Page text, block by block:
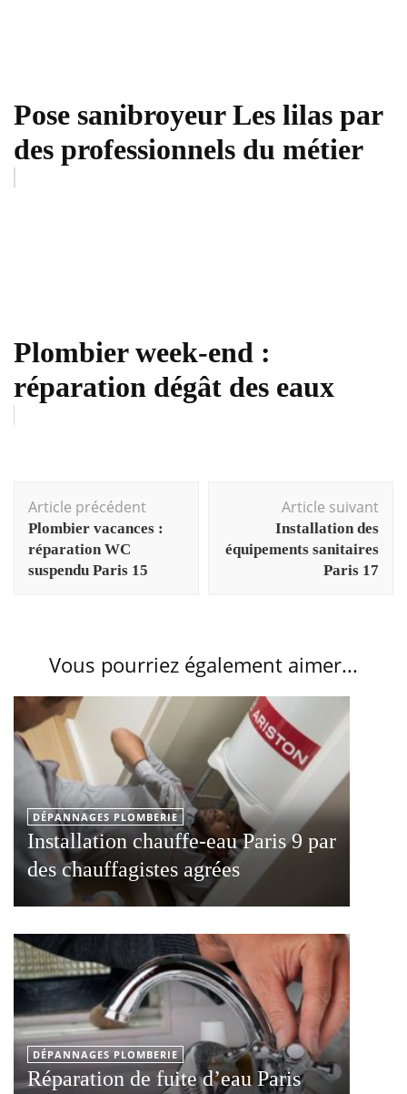
Pose sanibroyeur Les lilas par
des professionnels du métier
Plombier week-end :
réparation dégât des eaux
d'article
Article précédent
Plombier vacances :
réparation WC
suspendu Paris 15
Article suivant
Installation des
équipements sanitaires
Paris 17
Vous pourriez également aimer...
DÉPANNAGES PLOMBERIE
Installation chauffe-eau Paris 9 par
des chauffagistes agrées
DÉPANNAGES PLOMBERIE
Réparation de fuite d’eau Paris